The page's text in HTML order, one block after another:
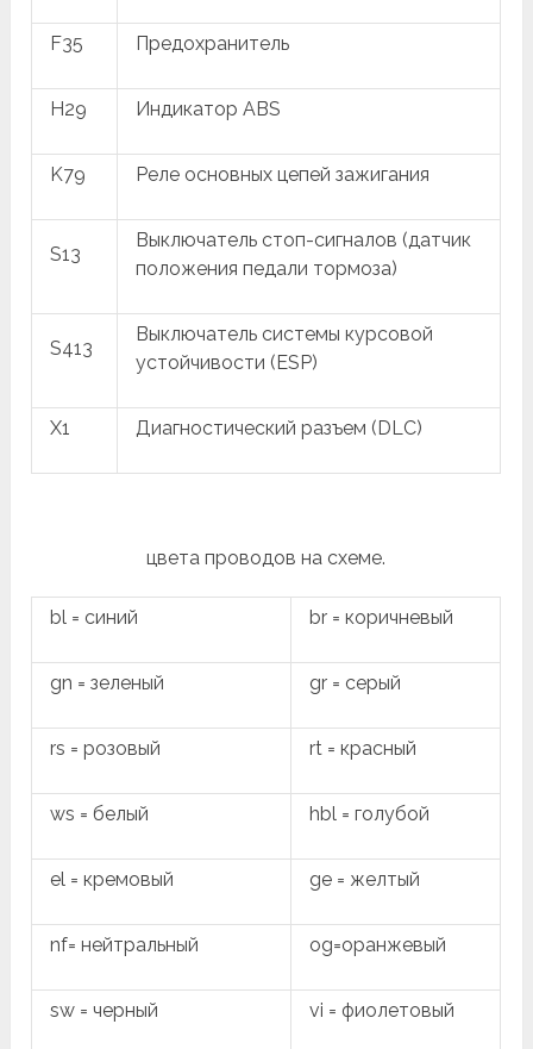
F35 Предохранитель
H29 Индикатор ABS
K79 Реле основных цепей зажигания
S13
Выключатель стоп-сигналов (датчик
положения педали тормоза)
S413
Выключатель системы курсовой
устойчивости (ESP)
X1 Диагностический разъем (DLC)
цвета проводов на схеме.
bl = синий br = коричневый
gn = зеленый gr = серый
rs = розовый rt = красный
ws = белый hbl = голубой
el = кремовый ge = желтый
nf= нейтральный og=оранжевый
sw = черный vi = фиолетовый